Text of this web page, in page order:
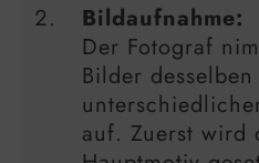
Bildaufnahme:
Der Fotograf
Bilder
auf. Zuerst wird